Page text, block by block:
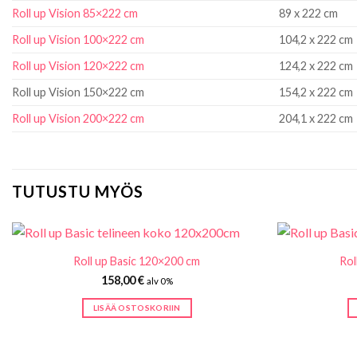
Roll up Vision 85×222 cm
89 x 222 cm
Roll up Vision 100×222 cm
104,2 x 222 cm
Roll up Vision 120×222 cm
124,2 x 222 cm
Roll up Vision 150×222 cm
154,2 x 222 cm
Roll up Vision 200×222 cm
204,1 x 222 cm
TUTUSTU MYÖS
Roll up Basic 120×200 cm
158,00€ alv 0%
LISÄÄ OSTOSKORIIN